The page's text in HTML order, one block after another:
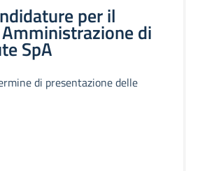
per il
di
SpA
di presentazione delle